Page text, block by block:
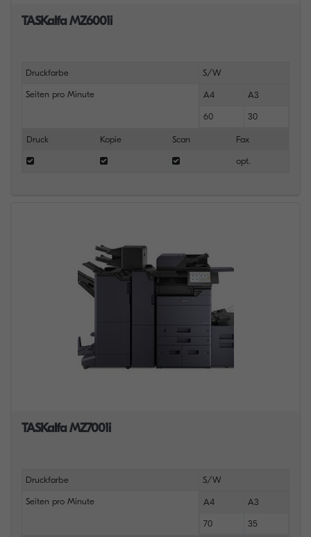
TASKalfa MZ6001i
Druckfarbe S/W
Seiten pro Minute A4 A3
60 30
Druck Kopie Scan Fax
opt.
TASKalfa MZ7001i
Druckfarbe S/W
Seiten pro Minute A4 A3
70 35